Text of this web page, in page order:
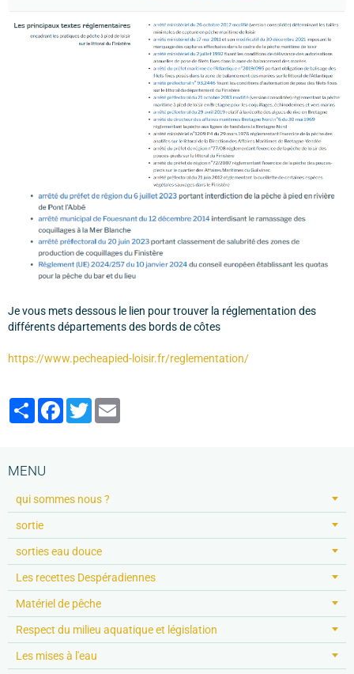
Je vous mets dessous le lien pour trouver la réglementation des
différents départements des bords de côtes
https://www.pecheapied-loisir.fr/reglementation/
PartagerFacebook
Twitter
MENU
qui sommes nous ?
sortie
sorties eau douce
Les recettes Despéradiennes
Matériel de pêche
Respect du milieu aquatique et législation
Les mises à l'eau